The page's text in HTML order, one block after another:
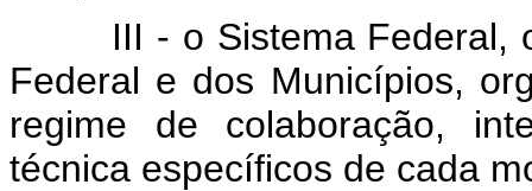
III - o Sistema Federal,
Federal e dos Municípios,
regime de colaboração,
técnica específicos de cada